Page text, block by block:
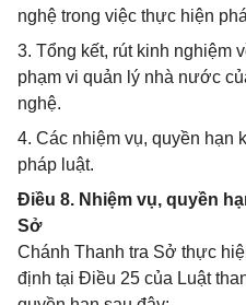
nghệ trong việc thực hiện
3. Tổng kết, rút kinh nghiệm
phạm vi quản lý nhà nước
nghệ.
4. Các nhiệm vụ, quyền hạn
pháp luật.
Điều 8. Nhiệm vụ, quyền
Sở
Chánh Thanh tra Sở thực
định tại Điều 25 của Luật